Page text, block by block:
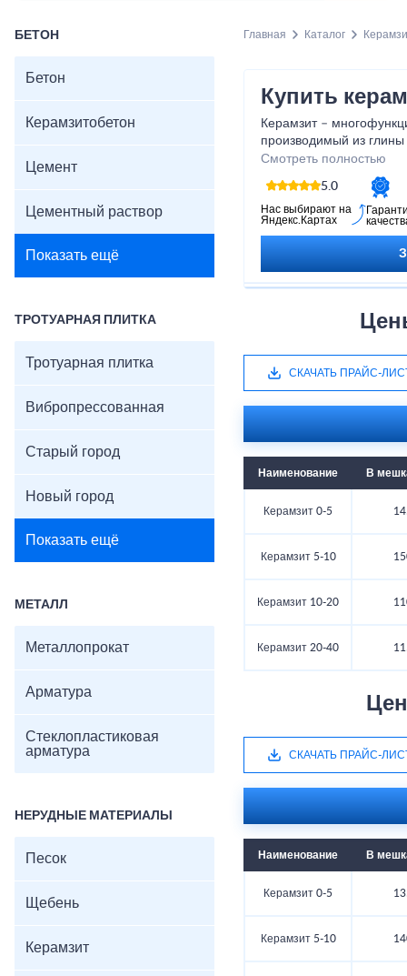
БЕТОН
Бетон
Керамзитобетон
Цемент
Цементный раствор
Показать ещё
ТРОТУАРНАЯ ПЛИТКА
Тротуарная плитка
Вибропрессованная
Старый город
Новый город
Показать ещё
МЕТАЛЛ
Металлопрокат
Арматура
Стеклопластиковая
арматура
НЕРУДНЫЕ МАТЕРИАЛЫ
Песок
Щебень
Керамзит
Главная Каталог
Купить
Керамзит –
производимый из
изготовления
со вращающимся
в нижней части печи,
подвергается
(порядка 1300-1400
Смотреть полностью
5.0
Нас выбирают на
Яндекс.Картах
СКАЧАТЬ ПРАЙС-
Наименование В
Керамзит 0-5
Керамзит 5-10
Керамзит 10-20
Керамзит 20-40
СКАЧАТЬ ПРАЙС-
Наименование В
Керамзит 0-5
Керамзит 5-10